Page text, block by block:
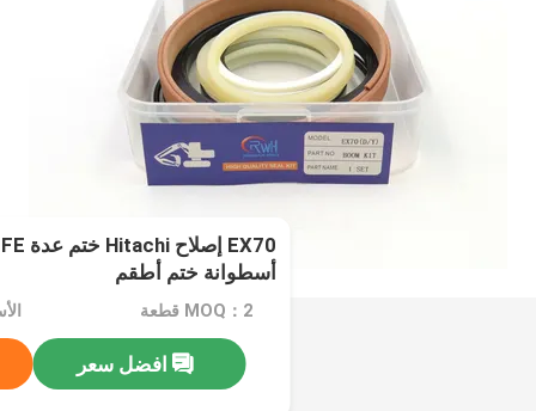
أسطوانة ختم أطقم
MOQ：2 قطعة
افضل سعر